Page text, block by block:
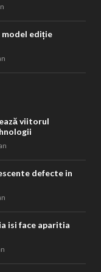
model ediție
viitorul
defecte in
isi face aparitia